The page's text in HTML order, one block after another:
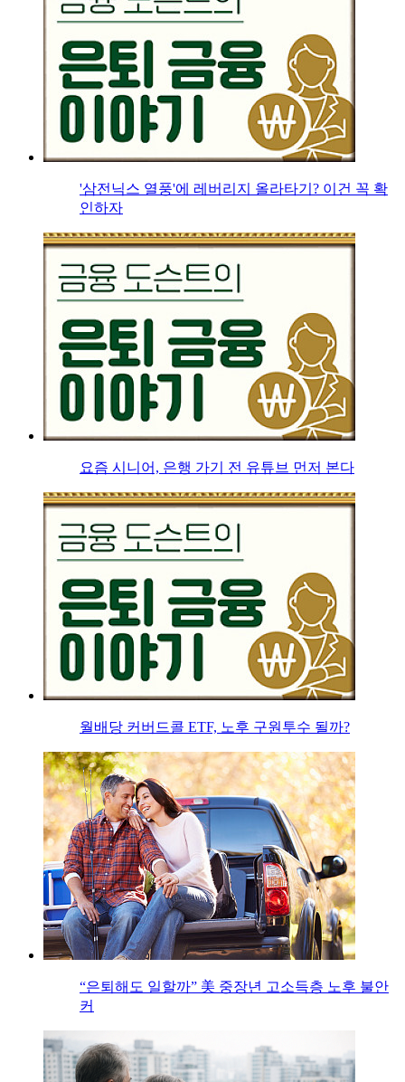
'삼전닉스 열풍'에 레버리지 올라타기? 이건 꼭 확
인하자
요즘 시니어, 은행 가기 전 유튜브 먼저 본다
월배당 커버드콜 ETF, 노후 구원투수 될까?
“은퇴해도 일할까” 美 중장년 고소득층 노후 불안
커